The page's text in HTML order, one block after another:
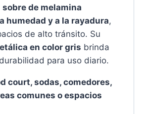
sobre de melamina
humedad y a la rayadura,
de alto tránsito. Su
en color gris brinda
para uso diario.
court, sodas, comedores,
comunes o espacios